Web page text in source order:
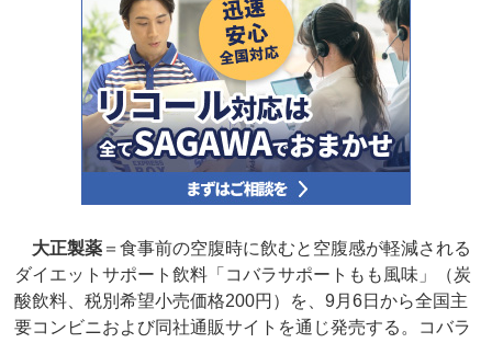
大正製薬 ＝食事前の空腹時に飲むと空腹感が軽減される
ダイエットサポート飲料「コバラサポートもも風味」（炭
酸飲料、税別希望小売価格200円）を、9月6日から全国主
要コンビニおよび同社通販サイトを通じ発売する。コバラ